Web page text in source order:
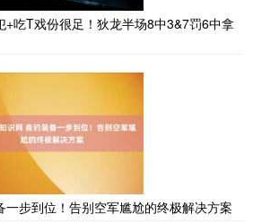
吃T戏份很足！狄龙半场8中3&7罚6中拿
步到位！告别空军尴尬的终极解决方案